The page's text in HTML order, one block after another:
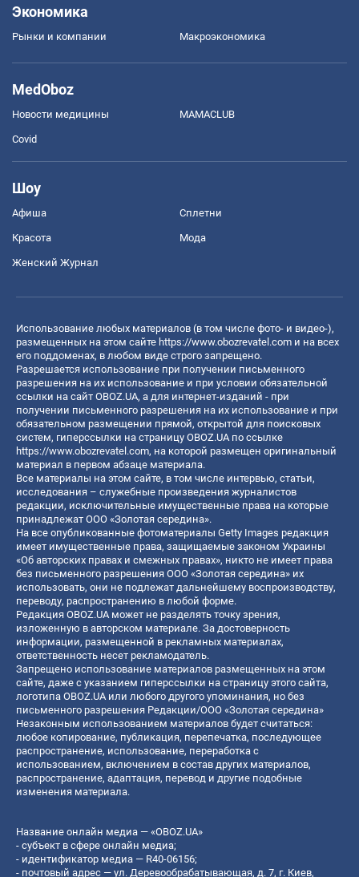
Экономика
Рынки и компании Mакроэкономика
MedOboz
Новости медицины MAMACLUB
Covid
Шоу
Афиша Сплетни
Красота Мода
Женский Журнал
Использование любых материалов (в том числе фото- и видео-),
размещенных на этом сайте https://www.obozrevatel.com и на всех
его поддоменах, в любом виде строго запрещено.
Разрешается использование при получении письменного
разрешения на их использование и при условии обязательной
ссылки на сайт OBOZ.UA, а для интернет-изданий - при
получении письменного разрешения на их использование и при
обязательном размещении прямой, открытой для поисковых
систем, гиперссылки на страницу OBOZ.UA по ссылке
https://www.obozrevatel.com, на которой размещен оригинальный
материал в первом абзаце материала.
Все материалы на этом сайте, в том числе интервью, статьи,
исследования – служебные произведения журналистов
редакции, исключительные имущественные права на которые
принадлежат ООО «Золотая середина».
На все опубликованные фотоматериалы Getty Images редакция
имеет имущественные права, защищаемые законом Украины
«Об авторских правах и смежных правах», никто не имеет права
без письменного разрешения ООО «Золотая середина» их
использовать, они не подлежат дальнейшему воспроизводству,
переводу, распространению в любой форме.
Редакция OBOZ.UA может не разделять точку зрения,
изложенную в авторском материале. За достоверность
информации, размещенной в рекламных материалах,
ответственность несет рекламодатель.
Запрещено использование материалов размещенных на этом
сайте, даже с указанием гиперссылки на страницу этого сайта,
логотипа OBOZ.UA или любого другого упоминания, но без
письменного разрешения Редакции/ООО «Золотая середина»
Незаконным использованием материалов будет считаться:
любое копирование, публикация, перепечатка, последующее
распространение, использование, переработка с
использованием, включением в состав других материалов,
распространение, адаптация, перевод и другие подобные
изменения материала.
Название онлайн медиа — «OBOZ.UA»
- субъект в сфере онлайн медиа;
- идентификатор медиа — R40-06156;
- почтовый адрес — ул. Деревообрабатывающая, д. 7, г. Киев,